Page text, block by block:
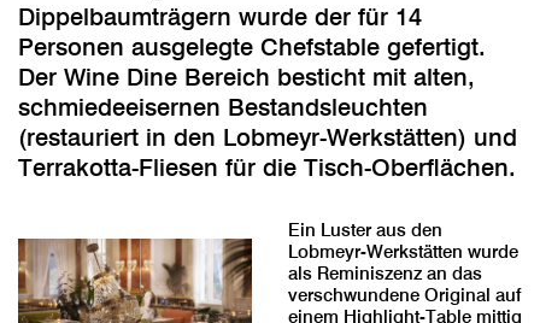
Dippelbaumträgern wurde der für 14
Personen ausgelegte Chefstable gefertigt.
Der Wine Dine Bereich besticht mit alten,
schmiedeeisernen Bestandsleuchten
(restauriert in den Lobmeyr-Werkstätten) und
Terrakotta-Fliesen für die Tisch-Oberflächen.
Ein Luster aus den
Lobmeyr-Werkstätten wurde
als Reminiszenz an das
verschwundene Original auf
einem Highlight-Table mittig